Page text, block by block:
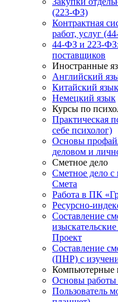
(223-ФЗ)
Контрактная
работ, услуг
44-ФЗ и 223-
поставщиков
Иностранные
Английский
Китайский язык
Немецкий язык
Курсы по
Практическая
себе психолог)
Основы
деловом и
Сметное дело
Сметное дело
Смета
Работа в ПК
Ресурсно-
Составление
Проект
Составление
(ПНР) с
Компьютерные
Основы работы
Пользователь